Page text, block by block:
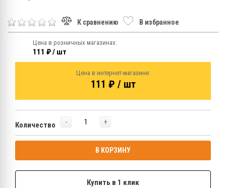
К сравнению В избранное
Цена в розничных магазинах:
111 ₽ / шт
Цена в интернет-магазине:
111 ₽ / шт
Количество - +
В КОРЗИНУ
Купить в 1 клик